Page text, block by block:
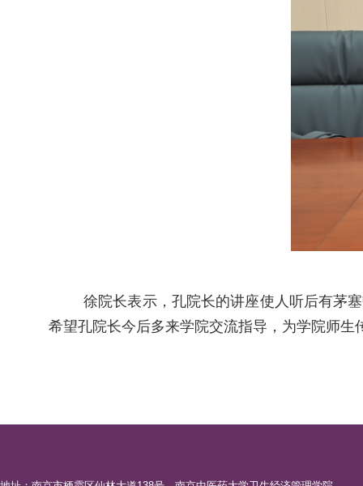
徐院长表示，孔院长的讲座使人听后有茅
希望孔院长今后多来学院交流指导，为学院师生